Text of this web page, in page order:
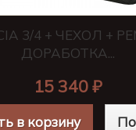
3/4 + ЧЕХОЛ +
ДОРАБОТКА...
15 340 ₽
в корзину